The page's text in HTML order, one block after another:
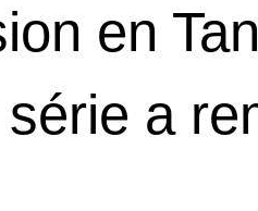
en
a